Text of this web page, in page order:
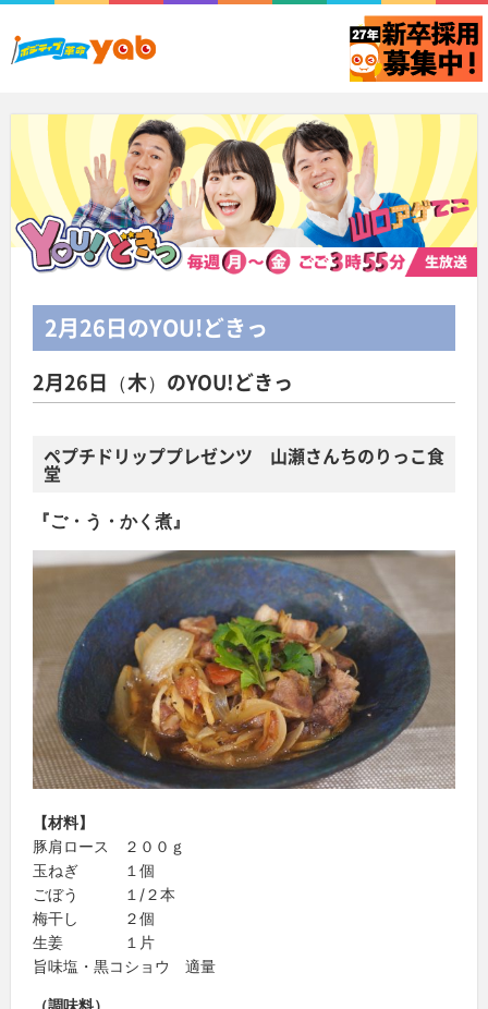
2月26日のYOU!どきっ
2月26日（木）のYOU!どきっ
ペプチドリッププレゼンツ 山瀬さんちのりっこ食
堂
『ご・う・かく煮』
【材料】
豚肩ロース ２００ｇ
玉ねぎ １個
ごぼう １/２本
梅干し ２個
生姜 １片
旨味塩・黒コショウ 適量
（調味料）